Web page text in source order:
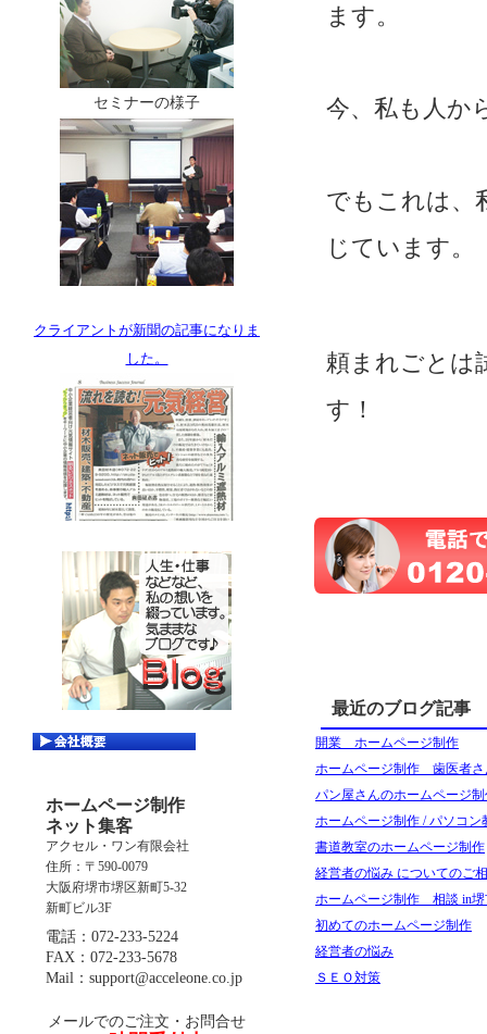
ます。
今、私も人か
でもこれは、
じています。
頼まれごとは
す！
最近のブログ記事
開業 ホームページ制作
ホームページ制作 歯医者さ
パン屋さんのホームページ
ホームページ制作 / パソコン
書道教室のホームページ制作
経営者の悩み についてのご
ホームページ制作 相談 in堺
初めてのホームページ制作
経営者の悩み
ＳＥＯ対策
セミナーの様子
クライアントが新聞の記事になりま
した。
ホームページ制作
ネット集客
アクセル・ワン有限会社
住所：〒590-0079
大阪府堺市堺区新町5-32
新町ビル3F
電話：072-233-5224
FAX：072-233-5678
Mail：support@acceleone.co.jp
メールでのご注文・お問合せ